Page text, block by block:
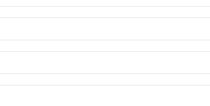
di superfici e strumenti (ad
che possono essere disinfettate senza
(da usare solo per disinfettare la pelle
applicato sulla pelle, di limitare lo
esplichi la sua azione è importante